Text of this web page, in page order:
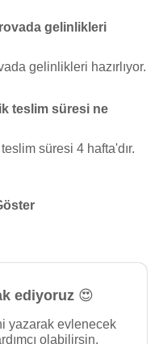
gelinlikleri
gelinlikleri hazırlıyor.
teslim süresi ne
süresi 4 hafta'dır.
ediyoruz 😍
yazarak evlenecek
olabilirsin.